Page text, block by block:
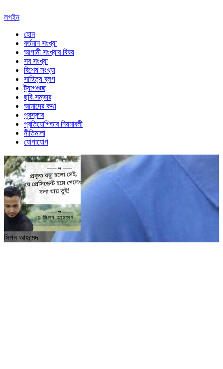
লগইন
হোম
বর্তমান সংখ্যা
আগামী সংখ্যার বিষয়
সব সংখ্যা
বিশেষ সংখ্যা
সাহিত্য ব্লগ
ট্যাগগুচ্ছ
ছবি-সম্ভার
আমাদের কথা
পুরস্কার
প্রতিযোগিতার নিয়মাবলী
নীতিমালা
যোগাযোগ
সিপন আহমেদ